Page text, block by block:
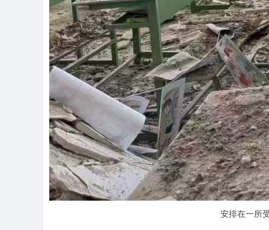
安排在一所